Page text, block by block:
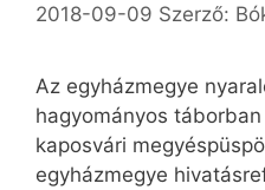
2018-09-09 Szerző:
Az egyházmegye
hagyományos
kaposvári
egyházmegye